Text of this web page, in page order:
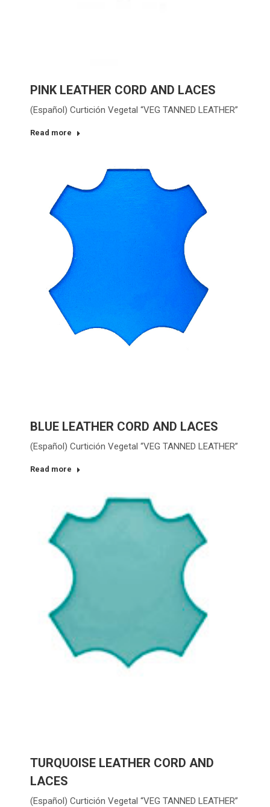
PINK LEATHER CORD AND LACES
(Español) Curtición Vegetal “VEG TANNED LEATHER”
Read more
BLUE LEATHER CORD AND LACES
(Español) Curtición Vegetal “VEG TANNED LEATHER”
Read more
TURQUOISE LEATHER CORD AND
LACES
(Español) Curtición Vegetal “VEG TANNED LEATHER”